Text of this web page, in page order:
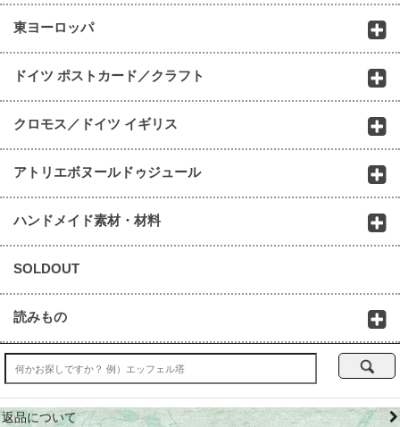
東ヨーロッパ
ドイツ ポストカード／クラフト
クロモス／ドイツ イギリス
アトリエボヌールドゥジュール
ハンドメイド素材・材料
SOLDOUT
読みもの
返品について